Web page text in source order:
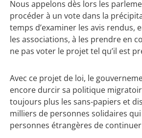
Nous appelons dès lors les
procéder à un vote dans la
temps d’examiner les avis rendus,
les associations, à les prendre en
ne pas voter le projet tel qu’il est
Avec ce projet de loi, le
encore durcir sa politique
toujours plus les sans-papiers et
milliers de personnes solidaires
personnes étrangères de